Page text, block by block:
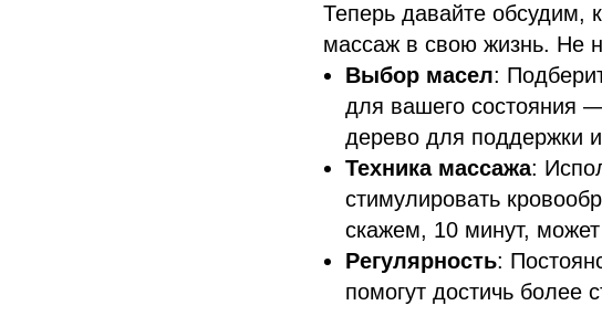
Теперь давайте обсудим,
массаж в свою жизнь. Не
Выбор масел:
для вашего состояния
дерево для поддержки
Техника массажа:
стимулировать
скажем, 10 минут, может
Регулярность:
помогут достичь более